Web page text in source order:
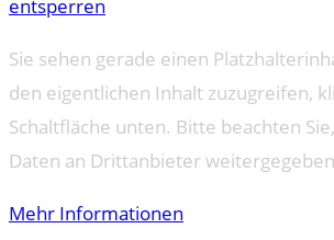
entsperren
Sie sehen gerade einen
den eigentlichen Inhalt zuzugreifen,
Schaltfläche unten. Bitte beachten
Daten an Drittanbieter
Mehr Informationen